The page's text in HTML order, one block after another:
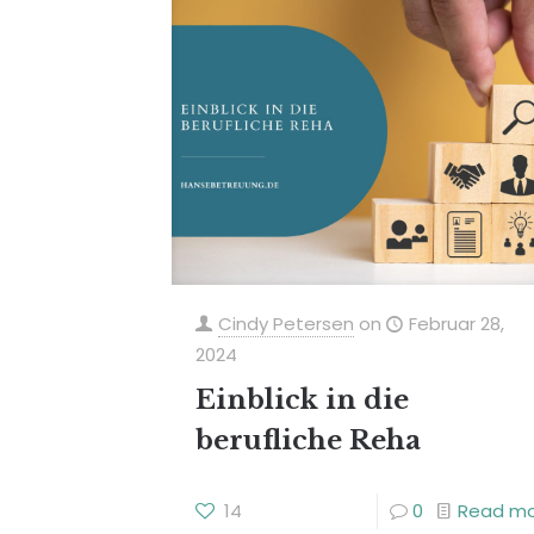
Cindy Petersen on
Februar 28,
2024
Einblick in die
berufliche Reha
14 0 Read